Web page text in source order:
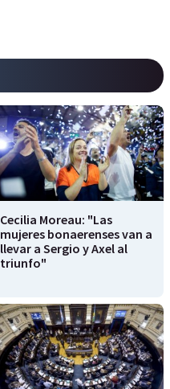
Cecilia Moreau: "Las
mujeres bonaerenses van a
llevar a Sergio y Axel al
triunfo"